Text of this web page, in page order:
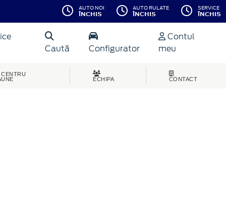
AUTO NOI
ÎNCHIS
AUTO RULATE
ÎNCHIS
SERVICE
ÎNCHIS
Caută Configurator
Contul
meu
CENTRU
ECHIPA CONTACT